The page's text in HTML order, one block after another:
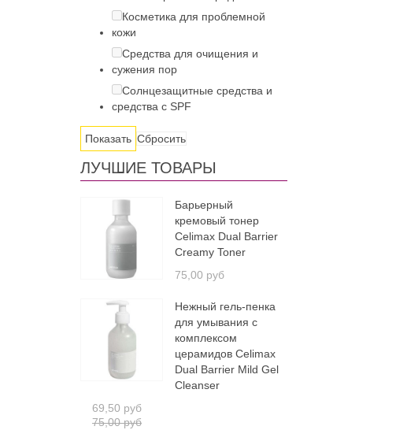
Косметика для проблемной
кожи
Средства для очищения и
сужения пор
Солнцезащитные средства и
средства с SPF
Сбросить
ЛУЧШИЕ ТОВАРЫ
Барьерный
кремовый тонер
Celimax Dual Barrier
Creamy Toner
75,00 руб
Нежный гель-пенка
для умывания с
комплексом
церамидов Celimax
Dual Barrier Mild Gel
Cleanser
75,00 руб
69,50 руб